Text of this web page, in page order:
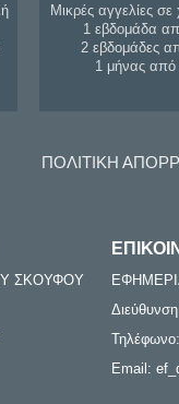
Μικρές αγγελίες σε
1 εβδομάδα
2 εβδομάδες
1 μήνας
ΠΟΛΙΤΙΚΗ
ΣΚΟΥΦΟΥ
Email: